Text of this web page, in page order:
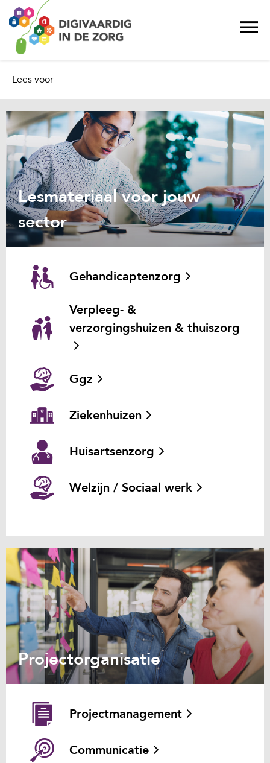
Lees voor
Lesmateriaal voor jouw
sector
Gehandicaptenzorg
Verpleeg- &
verzorgingshuizen & thuiszorg
Ggz
Ziekenhuizen
Huisartsenzorg
Welzijn / Sociaal werk
Projectorganisatie
Projectmanagement
Communicatie